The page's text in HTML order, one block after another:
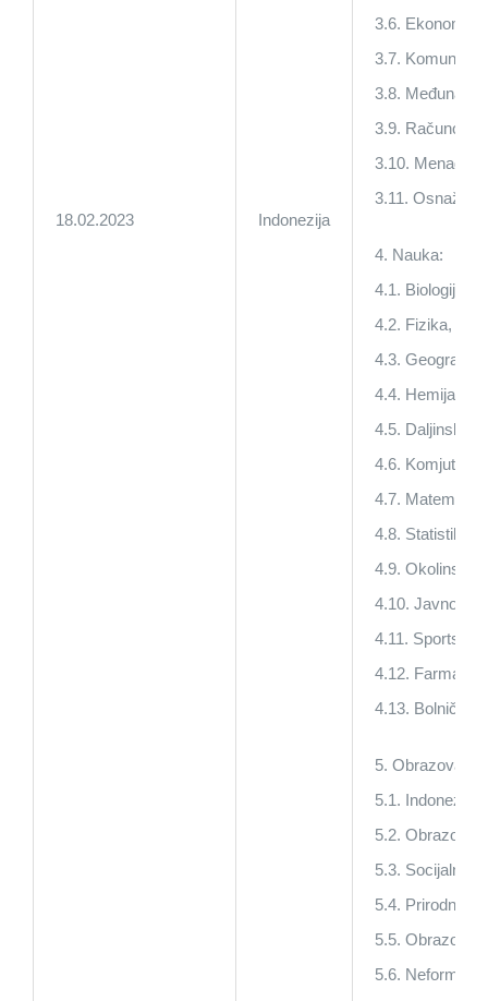
18.02.2023 Indonezija
3.6. Ekonomija
3.7.
3.8.
3.9.
3.10.
3.11.
4. Nauka:
4.1. Biologija,
4.2. Fizika,
4.3. Geografija,
4.4. Hemija,
4.5. Daljinsko
4.6. Komjuteri,
4.7.
4.8. Statistika,
4.9. Okolinske
4.10. Javno
4.11. Sportske
4.12. Farmacija
4.13. Bolničko
5. Obrazovanje:
5.1.
5.2.
5.3. Socijalno-
5.4. Prirodne-
5.5.
5.6.